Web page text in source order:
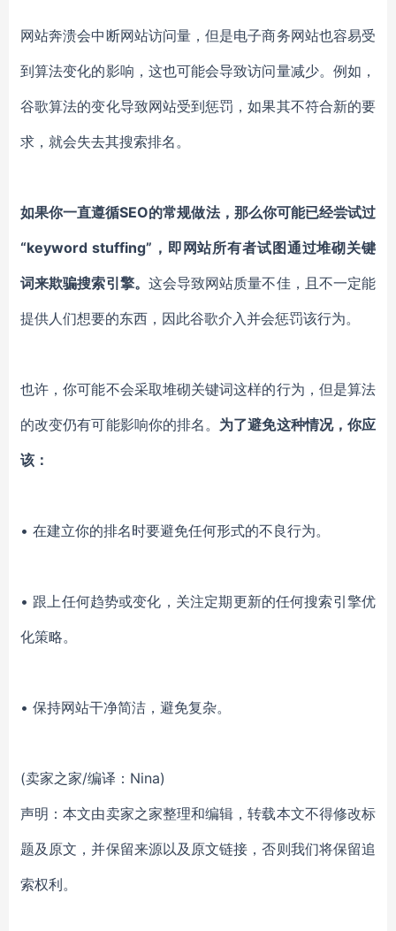
网站奔溃会中断网站访问量，但是电子商务网站也容易受
到算法变化的影响，这也可能会导致访问量减少。例如，
谷歌算法的变化导致网站受到惩罚，如果其不符合新的要
求，就会失去其搜索排名。
如果你一直遵循SEO的常规做法，那么你可能已经尝试过
“keyword stuffing”，即网站所有者试图通过堆砌关键
词来欺骗搜索引擎。 这会导致网站质量不佳，且不一定能
提供人们想要的东西，因此谷歌介入并会惩罚该行为。
也许，你可能不会采取堆砌关键词这样的行为，但是算法
的改变仍有可能影响你的排名。 为了避免这种情况，你应
该：
• 在建立你的排名时要避免任何形式的不良行为。
• 跟上任何趋势或变化，关注定期更新的任何搜索引擎优
化策略。
• 保持网站干净简洁，避免复杂。
(卖家之家/编译：Nina)
声明：本文由卖家之家整理和编辑，转载本文不得修改标
题及原文，并保留来源以及原文链接，否则我们将保留追
索权利。